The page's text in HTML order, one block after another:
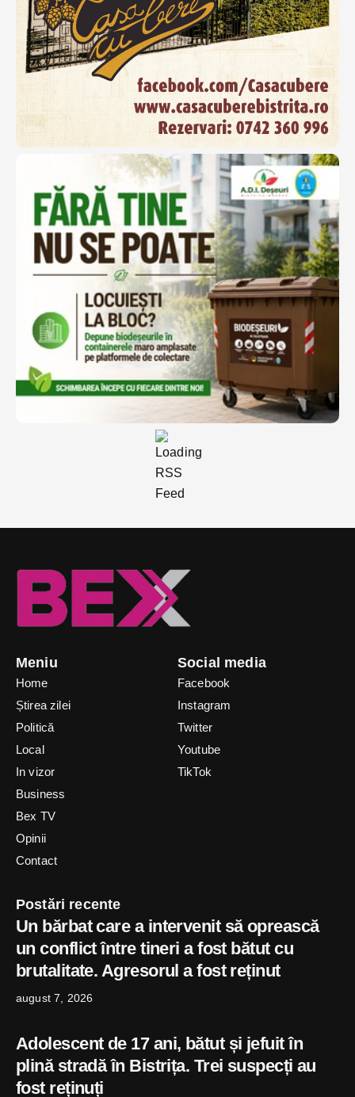
Meniu
Home
Știrea zilei
Politică
Local
In vizor
Business
Bex TV
Opinii
Contact
Social media
Facebook
Instagram
Twitter
Youtube
TikTok
Postări recente
Un bărbat care a intervenit să oprească
un conflict între tineri a fost bătut cu
brutalitate. Agresorul a fost reținut
august 7, 2026
Adolescent de 17 ani, bătut și jefuit în
plină stradă în Bistrița. Trei suspecți au
fost reținuți